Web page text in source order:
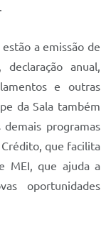
a emissão de
declaração anual,
e outras
da Sala também
programas
que facilita
MEI, que ajuda a
oportunidades